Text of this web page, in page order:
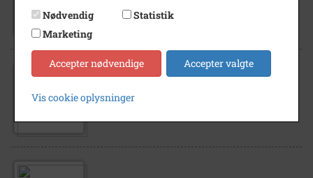
Fastelavnsfest i Tømmerup 1985
Nødvendig
Statistik
Marketing
Accepter nødvendige Accepter valgte
Vis cookie oplysninger